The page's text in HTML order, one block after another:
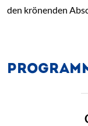
den krönenden